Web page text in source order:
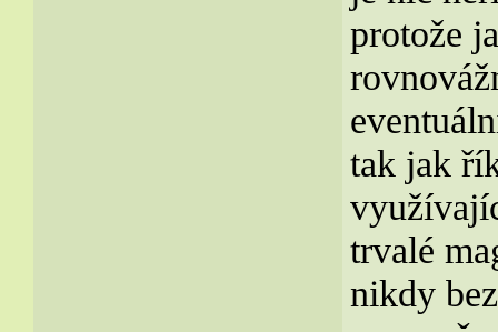
protože
tak jak
trvalé
nikdy